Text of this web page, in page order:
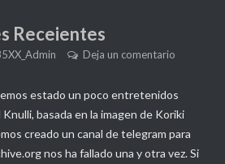
Receientes
Deja un comentario
estado un poco entretenidos
basada en la imagen de Koriki
creado un canal de telegram para
nos ha fallado una y otra vez. Si